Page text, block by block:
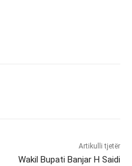
Artikulli tjetër
Wakil Bupati Banjar H Saidi